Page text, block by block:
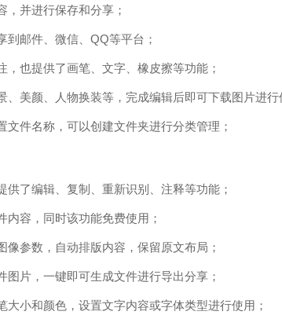
并进行保存和分享；
邮件、微信、QQ等平台；
也提供了画笔、文字、橡皮擦等功能；
美颜、人物换装等，完成编辑后即可下载图片进行
件名称，可以创建文件夹进行分类管理；
了编辑、复制、重新识别、注释等功能；
容，同时该功能免费使用；
参数，自动排版内容，保留原文布局；
片，一键即可生成文件进行导出分享；
小和颜色，设置文字内容或字体类型进行使用；